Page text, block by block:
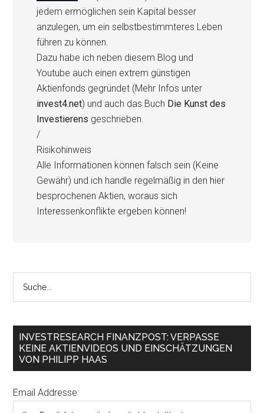
jedem ermöglichen sein Kapital besser
anzulegen, um ein selbstbestimmteres Leben
führen zu können.
Dazu habe ich neben diesem Blog und
Youtube auch einen extrem günstigen
Aktienfonds gegründet (Mehr Infos unter
invest4.net) und auch das Buch Die Kunst des
Investierens geschrieben.
/
Risikohinweis
Alle Informationen können falsch sein (Keine
Gewähr) und ich handle regelmäßig in den hier
besprochenen Aktien, woraus sich
Interessenkonflikte ergeben können!
INVESTRESEARCH FINANZPOST: VERPASSE
KEINE AKTIENVIDEOS UND EINSCHÄTZUNGEN
VON PHILIPP HAAS
Email Addresse: